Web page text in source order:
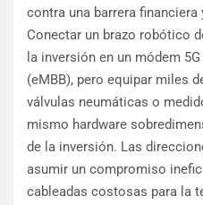
contra una barrera
Conectar un brazo robótico
la inversión en un módem
(eMBB), pero equipar miles
válvulas neumáticas o
mismo hardware
de la inversión. Las
asumir un compromiso
cableadas costosas para la